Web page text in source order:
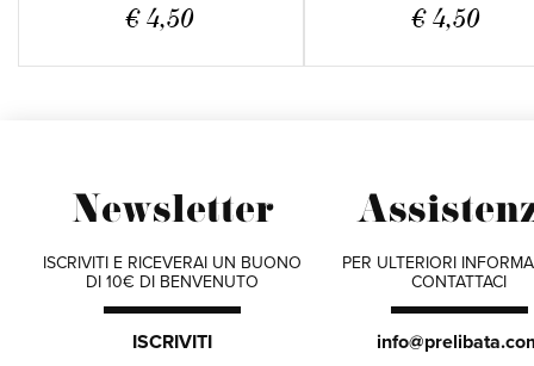
€ 4,50 € 4,50
Newsletter
ISCRIVITI E RICEVERAI UN BUONO
DI 10€ DI BENVENUTO
ISCRIVITI
PER ULTERIORI
CONTATTACI